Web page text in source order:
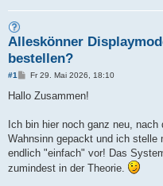
Alleskönner
bestellen?
#1
B
i
a
Fr 29. Mai 2026, 18:10
Hallo Zusammen!
Ich bin hier noch ganz neu,
Wahnsinn gepackt und ich stelle
endlich "einfach" vor! Das
zumindest in der Theorie.